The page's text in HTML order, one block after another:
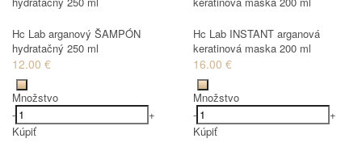
Hc Lab arganový ŠAMPÓN
hydratačný 250 ml
12.00 €
Množstvo
-
+
Kúpiť
Hc Lab INSTANT arganová
keratinová maska 200 ml
16.00 €
Množstvo
-
+
Kúpiť